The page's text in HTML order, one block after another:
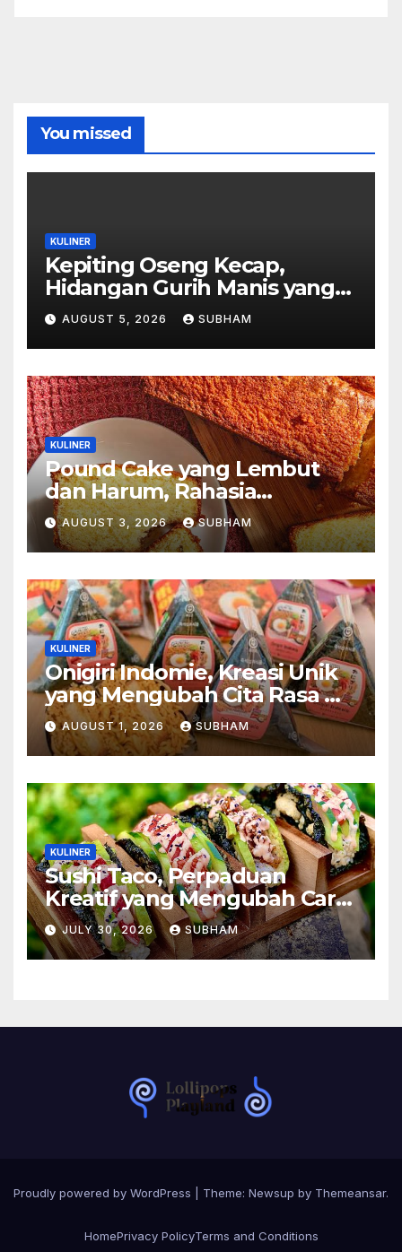
You missed
KULINER
Kepiting Oseng Kecap,
Hidangan Gurih Manis yang
Selalu Menggugah Selera di
Setiap Suapan
AUGUST 5, 2026 SUBHAM
KULINER
Pound Cake yang Lembut
dan Harum, Rahasia
Kelezatan Kue Klasik yang
Tak Pernah Kehilangan
Pesona
AUGUST 3, 2026 SUBHAM
KULINER
Onigiri Indomie, Kreasi Unik
yang Mengubah Cita Rasa Mi
Favorit Menjadi Sajian
Kekinian
AUGUST 1, 2026 SUBHAM
KULINER
Sushi Taco, Perpaduan
Kreatif yang Mengubah Cara
Menikmati Hidangan Favorit
JULY 30, 2026 SUBHAM
Proudly powered by WordPress Theme: Newsup by Themeansar.
HomePrivacy PolicyTerms and Conditions